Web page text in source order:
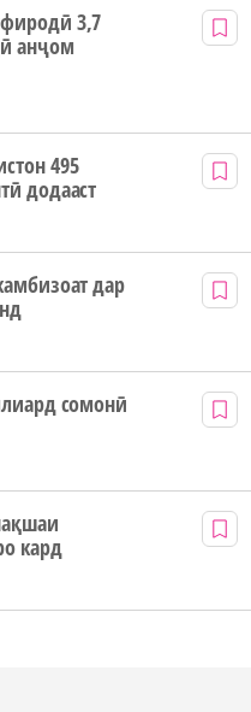
3,7
анҷом
495
додааст
дар
сомонӣ
кард